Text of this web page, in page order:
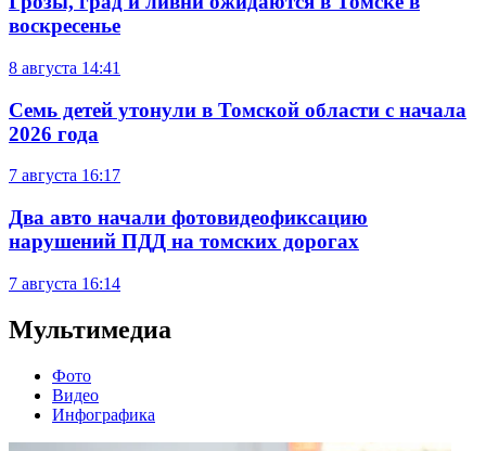
воскресенье
8 августа 14:41
Семь детей утонули в Томской области с начала
2026 года
7 августа 16:17
Два авто начали фотовидеофиксацию
нарушений ПДД на томских дорогах
7 августа 16:14
Мультимедиа
Фото
Видео
Инфографика